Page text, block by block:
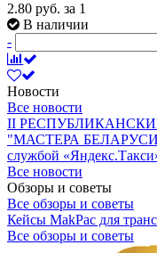
2.80 руб. за 1
В наличии
-
Новости
Все новости
II
"МАСТЕРА БЕЛАРУСИ
службой
Все новости
Обзоры и советы
Все обзоры и советы
Кейсы MakPac для
Все обзоры и советы